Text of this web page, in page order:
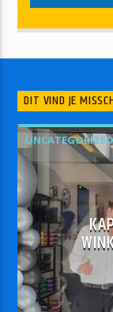
DIT VIND JE